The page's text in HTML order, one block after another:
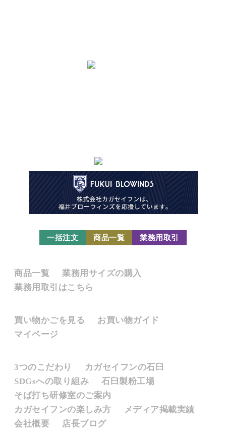
一括注文 商品一覧 業務用取引
商品一覧
業務用サイズの購入
業務用取引はこちら
買い物かごを見る
お買い物ガイド
マイページ
3つのこだわり
カガセイフンの石臼
SDGsへの取り組み
石臼製粉工場
そば打ち研修室のご案内
カガセイフンの楽しみ方
メディア掲載実績
会社概要
店長ブログ